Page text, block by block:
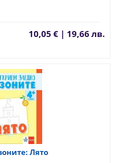
10,05 € | 19,66 лв.
Лято